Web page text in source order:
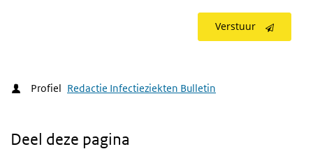
Verstuur
Profiel Redactie Infectieziekten Bulletin
Deel deze pagina